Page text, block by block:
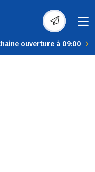
ouverture à 09:00